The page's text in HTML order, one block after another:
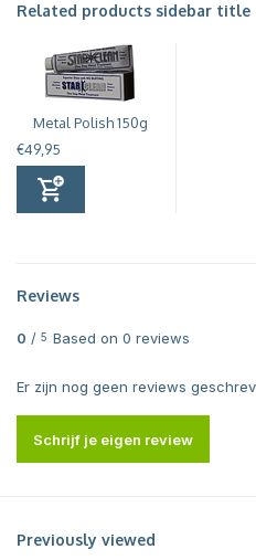
Related products sidebar title
Metal Polish 150g
€49,95
Reviews
0 / 5 Based on 0 reviews
Er zijn nog geen reviews
Schrijf je eigen review
Previously viewed